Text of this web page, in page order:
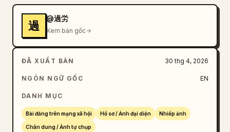
過
@過労
Xem bản gốc
ĐÃ XUẤT BẢN 30 thg 4, 2026
NGÔN NGỮ GỐC EN
DANH MỤC
Bài đăng trên mạng xã hội Hồ sơ / Ảnh đại diện Nhiếp ảnh
Chân dung / Ảnh tự chụp